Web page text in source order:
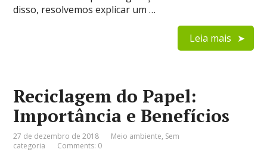
disso, resolvemos explicar um …
Leia mais
Reciclagem do Papel:
Importância e Benefícios
27 de dezembro de 2018 Meio ambiente, Sem
categoria
Comments: 0